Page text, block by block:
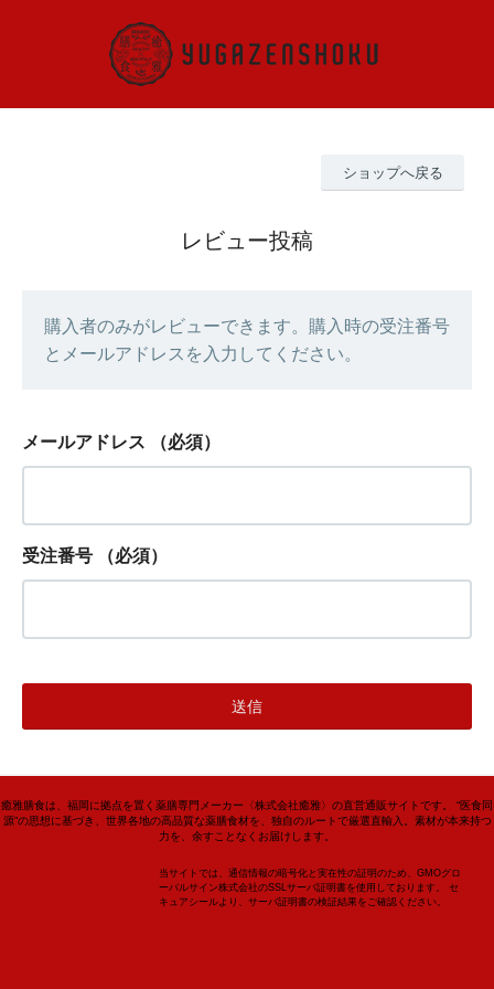
ショップへ戻る
レビュー投稿
購入者のみがレビューできます。購入時の受注番号
とメールアドレスを入力してください。
メールアドレス （必須）
受注番号 （必須）
癒雅膳食は、福岡に拠点を置く薬膳専門メーカー〈株式会社癒雅〉の直営通販サイトです。 “医食同
源”の思想に基づき、世界各地の高品質な薬膳食材を、独自のルートで厳選直輸入。素材が本来持つ
力を、余すことなくお届けします。
当サイトでは、通信情報の暗号化と実在性の証明のため、GMOグロ
ーバルサイン株式会社のSSLサーバ証明書を使用しております。 セ
キュアシールより、サーバ証明書の検証結果をご確認ください。